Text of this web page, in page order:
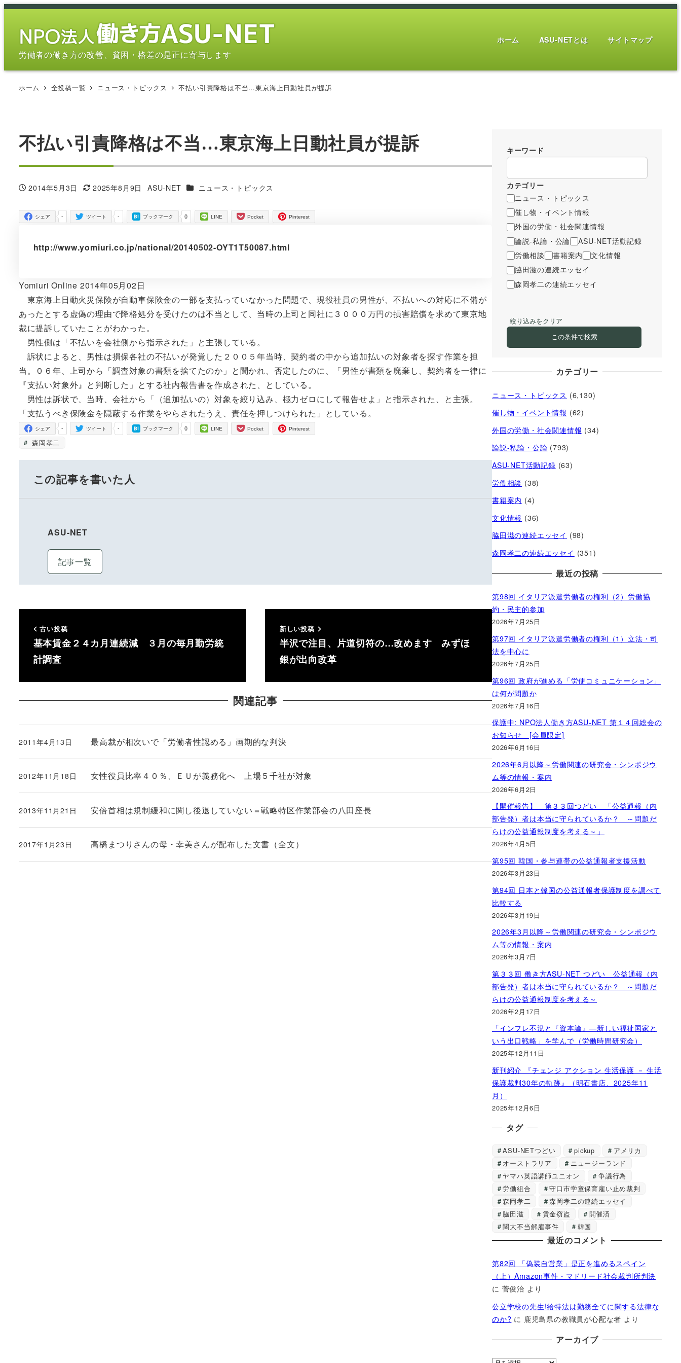
メ
労働者の働き方の改善、貧困・格差の是正に寄与します
ホーム ASU-NETとは サイトマップ
ホーム 全投稿一覧 ニュース・トピックス 不払い引責降格は不当…東京海上日動社員が提訴
不払い引責降格は不当…東京海上日動社員が提訴
投稿日
2014年5月3日
更新日
2025年8月9日
著
ASU-NET カテゴリー
ニュース・トピックス
-
シェア -
ツイート 0
ブックマーク LINE Pocket Pinterest
http://www.yomiuri.co.jp/national/20140502-OYT1T50087.html
Yomiuri Online 2014年05月02日
東京海上日動火災保険が自動車保険金の一部を支払っていなかった問題で、現役社員の男性が、不払いへの対応に不備が
あったとする虚偽の理由で降格処分を受けたのは不当として、当時の上司と同社に３０００万円の損害賠償を求めて東京地
裁に提訴していたことがわかった。
男性側は「不払いを会社側から指示された」と主張している。
訴状によると、男性は損保各社の不払いが発覚した２００５年当時、契約者の中から追加払いの対象者を探す作業を担
当。０６年、上司から「調査対象の書類を捨てたのか」と聞かれ、否定したのに、「男性が書類を廃棄し、契約者を一律に
『支払い対象外』と判断した」とする社内報告書を作成された、としている。
男性は訴状で、当時、会社から「（追加払いの）対象を絞り込み、極力ゼロにして報告せよ」と指示された、と主張。
「支払うべき保険金を隠蔽する作業をやらされたうえ、責任を押しつけられた」としている。
-
シェア -
ツイート 0
ブックマーク LINE Pocket Pinterest
森岡孝二
この記事を書いた人
ASU-NET
記事一覧
古い投稿
基本賃金２４カ月連続減 ３月の毎月勤労統
計調査
新しい投稿
半沢で注目、片道切符の…改めます みずほ
銀が出向改革
関連記事
最高裁が相次いで「労働者性認める」画期的な判決
投稿日
2011年4月13日
女性役員比率４０％、ＥＵが義務化へ 上場５千社が対象
投稿日
2012年11月18日
安倍首相は規制緩和に関し後退していない＝戦略特区作業部会の八田座長
投稿日
2013年11月21日
高橋まつりさんの母・幸美さんが配布した文書（全文）
投稿日
2017年1月23日
キーワード
カテゴリー
ニュース・トピックス
催し物・イベント情報
外国の労働・社会関連情報
論説-私論・公論
ASU-NET活動記録
労働相談
書籍案内
文化情報
脇田滋の連続エッセイ
森岡孝二の連続エッセイ
絞り込みをクリア
この条件で検索
カテゴリー
ニュース・トピックス (6,130)
催し物・イベント情報 (62)
外国の労働・社会関連情報 (34)
論説-私論・公論 (793)
ASU-NET活動記録 (63)
労働相談 (38)
書籍案内 (4)
文化情報 (36)
脇田滋の連続エッセイ (98)
森岡孝二の連続エッセイ (351)
最近の投稿
第98回 イタリア派遣労働者の権利（2）労働協
約・民主的参加
2026年7月25日
第97回 イタリア派遣労働者の権利（1）立法・司
法を中心に
2026年7月25日
第96回 政府が進める「労使コミュニケーション」
は何が問題か
2026年7月16日
保護中: NPO法人働き方ASU-NET 第１４回総会の
お知らせ [会員限定]
2026年6月16日
2026年6月以降～労働関連の研究会・シンポジウ
ム等の情報・案内
2026年6月2日
【開催報告】 第３３回つどい 「公益通報（内
部告発）者は本当に守られているか？ ～問題だ
らけの公益通報制度を考える～」
2026年4月5日
第95回 韓国・参与連帯の公益通報者支援活動
2026年3月23日
第94回 日本と韓国の公益通報者保護制度を調べて
比較する
2026年3月19日
2026年3月以降～労働関連の研究会・シンポジウ
ム等の情報・案内
2026年3月7日
第３３回 働き方ASU-NET つどい 公益通報（内
部告発）者は本当に守られているか？ ～問題だ
らけの公益通報制度を考える～
2026年2月17日
「インフレ不況と『資本論』―新しい福祉国家と
いう出口戦略」を学んで（労働時間研究会）
2025年12月11日
新刊紹介 『チェンジ アクション 生活保護 － 生活
保護裁判30年の軌跡』（明石書店、2025年11
月）
2025年12月6日
タグ
ASU-NETつどい pickup
アメリカ
オーストラリア
ニュージーランド
ヤマハ英語講師ユニオン
争議行為
労働組合
守口市学童保育雇い止め裁判
森岡孝二
森岡孝二の連続エッセイ
脇田滋
賃金窃盗
開催済
関大不当解雇事件
韓国
最近のコメント
第82回 「偽装自営業」是正を進めるスペイン
（上）Amazon事件・マドリード社会裁判所判決
に 菅俊治 より
公立学校の先生!給特法は勤務全てに関する法律な
のか? に 鹿児島県の教職員が心配な者 より
アーカイブ